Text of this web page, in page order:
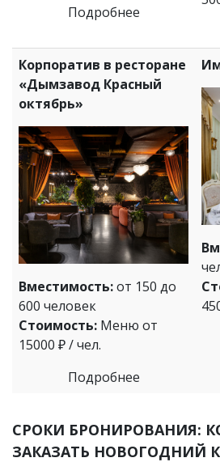
Подробнее
Корпоратив в ресторане
«Дымзавод Красный
октябрь»
Вместимость:от 150 до
600 человек
Стоимость: Меню от
15000 ₽ / чел.
Подробнее
СРОКИ БРОНИРОВАНИЯ:
ЗАКАЗАТЬ НОВОГОДНИЙ